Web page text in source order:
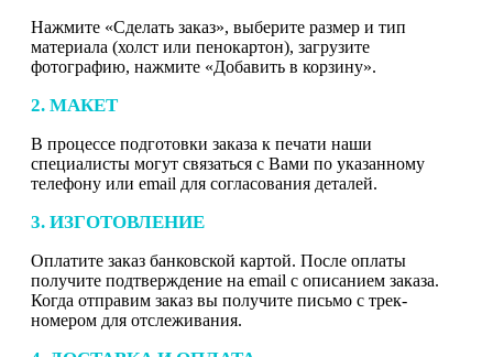
Нажмите «Сделать заказ», выберите размер и тип
материала (холст или пенокартон), загрузите
фотографию, нажмите «Добавить в корзину».
2. МАКЕТ
В процессе подготовки заказа к печати наши
специалисты могут связаться с Вами по указанному
телефону или email для согласования деталей.
3. ИЗГОТОВЛЕНИЕ
Оплатите заказ банковской картой. После оплаты
получите подтверждение на email с описанием заказа.
Когда отправим заказ вы получите письмо с трек-
номером для отслеживания.